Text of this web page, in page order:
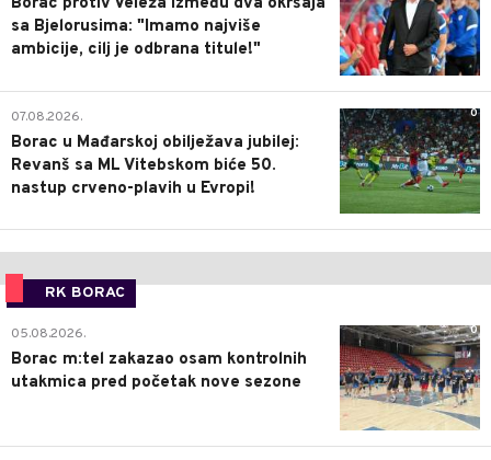
Borac protiv Veleža između dva okršaja
sa Bjelorusima: "Imamo najviše
ambicije, cilj je odbrana titule!"
0
07.08.2026.
Borac u Mađarskoj obilježava jubilej:
Revanš sa ML Vitebskom biće 50.
nastup crveno-plavih u Evropi!
RK BORAC
0
05.08.2026.
Borac m:tel zakazao osam kontrolnih
utakmica pred početak nove sezone